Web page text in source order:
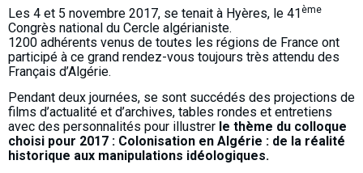
Les 4 et 5 novembre 2017, se tenait à Hyères, le 41ème
Congrès national du Cercle algérianiste.
1200 adhérents venus de toutes les régions de France ont
participé à ce grand rendez-vous toujours très attendu des
Français d’Algérie.
Pendant deux journées, se sont succédés des projections de
films d’actualité et d’archives, tables rondes et entretiens
avec des personnalités pour illustrer le thème du colloque
choisi pour 2017 : Colonisation en Algérie : de la réalité
historique aux manipulations idéologiques.